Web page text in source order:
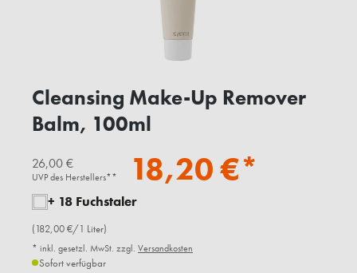
Cleansing Make-Up Remover
Balm, 100ml
26,00 €
UVP des Herstellers** 18,20 €*
+ 18 Fuchstaler
(182,00 €/1 Liter)
* inkl. gesetzl. MwSt. zzgl. Versandkosten
Sofort verfügbar